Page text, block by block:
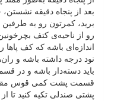
بعد از پنجاه دقیقه نشستن،
برید، کمرتون رو به
رو از ناحیه‌ی کتف
اندازه‌ای باشه که کف پاها
نود درجه داشته باشه و
باید دسته‌دار باشه و در
قسمت پشت کمی قوس مقعر
پشتی صندلی تکیه کنید تا